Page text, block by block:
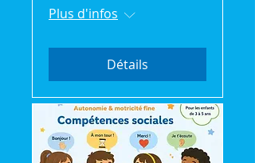
Plus d'infos
Détails